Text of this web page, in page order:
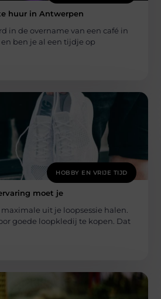
huur in Antwerpen
in de overname van een café in
ben je al een tijdje op
HOBBY EN VRIJE TIJD
moet je
uit je loopsessie halen.
goede loopkledij te kopen. Dat